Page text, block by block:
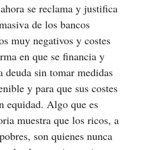
se reclama y justifica
de los bancos
muy negativos y costes
en que se financia y
deuda sin tomar medidas
y para que sus costes
equidad. Algo que es
muestra que los ricos, a
son quienes nunca